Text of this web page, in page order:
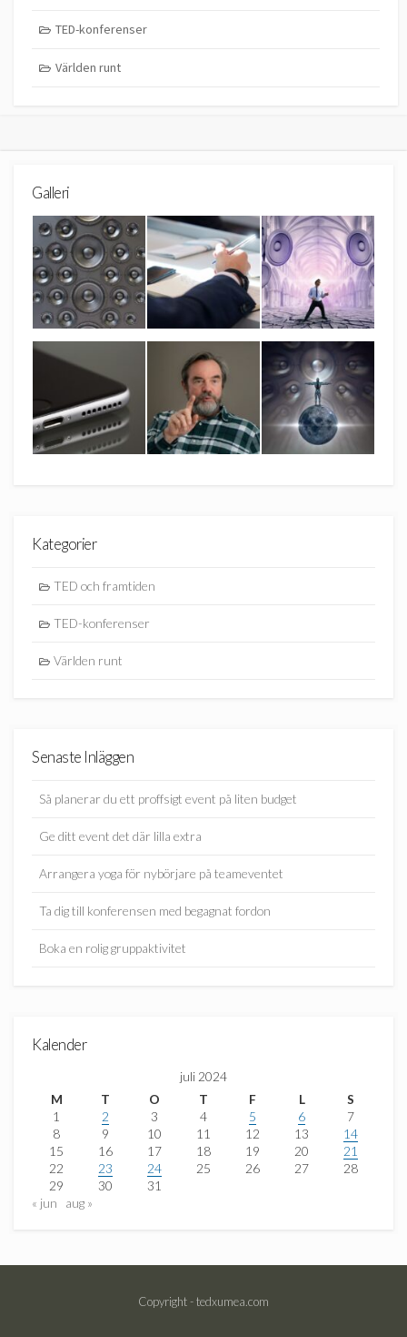
TED-konferenser
Världen runt
Galleri
Kategorier
TED och framtiden
TED-konferenser
Världen runt
Senaste Inläggen
Så planerar du ett proffsigt event på liten budget
Ge ditt event det där lilla extra
Arrangera yoga för nybörjare på teameventet
Ta dig till konferensen med begagnat fordon
Boka en rolig gruppaktivitet
Kalender
juli 2024
M
T O T F L
S
1
2 3 4 5 6
7
8
9 10 11 12 13
14
15
16 17 18 19 20
21
22
23 24 25 26 27
28
29
30
31
« jun
aug »